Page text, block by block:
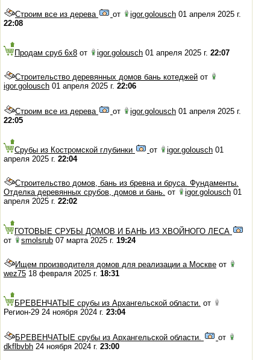
Строим все из дерева от igor.golousch 01 апреля 2025 г.
22:08
Продам сруб 6х8 от igor.golousch 01 апреля 2025 г. 22:07
Строительство деревянных домов бань котеджей от
igor.golousch 01 апреля 2025 г. 22:06
Строим все из дерева от igor.golousch 01 апреля 2025 г.
22:05
Срубы из Костромской глубинки от igor.golousch 01
апреля 2025 г. 22:04
Строительство домов, бань из бревна и бруса. Фундаменты.
Отделка деревянных срубов, домов и бань. от igor.golousch 01
апреля 2025 г. 22:02
ГОТОВЫЕ СРУБЫ ДОМОВ И БАНЬ ИЗ ХВОЙНОГО ЛЕСА
от
smolsrub 07 марта 2025 г. 19:24
Ищем производителя домов для реализации а Москве от
wez75 18 февраля 2025 г. 18:31
БРЕВЕНЧАТЫЕ срубы из Архангельской области. от
Регион-29 24 ноября 2024 г. 23:04
БРЕВЕНЧАТЫЕ срубы из Архангельской области.
от
dkflbvbh 24 ноября 2024 г. 23:00